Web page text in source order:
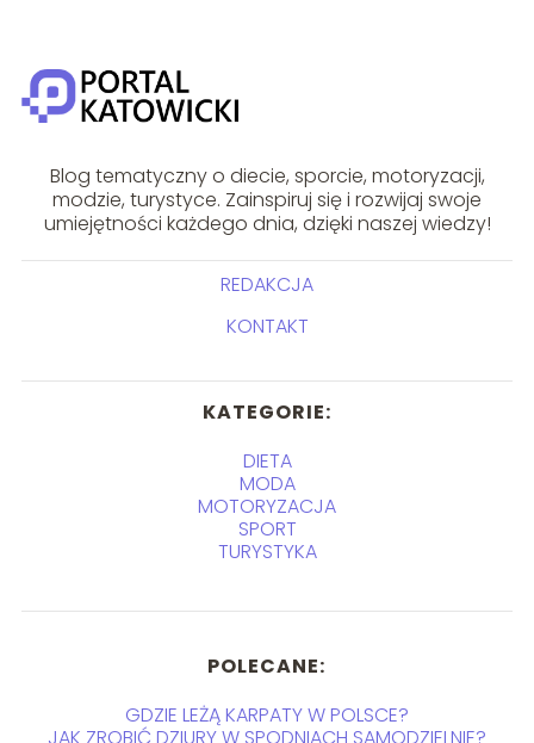
Blog tematyczny o diecie, sporcie, motoryzacji,
modzie, turystyce. Zainspiruj się i rozwijaj swoje
umiejętności każdego dnia, dzięki naszej wiedzy!
REDAKCJA
KONTAKT
KATEGORIE:
DIETA
MODA
MOTORYZACJA
SPORT
TURYSTYKA
POLECANE:
GDZIE LEŻĄ KARPATY W POLSCE?